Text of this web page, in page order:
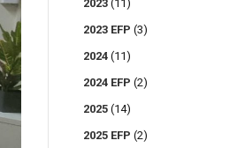
2023 (11)
2023 EFP (3)
2024 (11)
2024 EFP (2)
2025 (14)
2025 EFP (2)